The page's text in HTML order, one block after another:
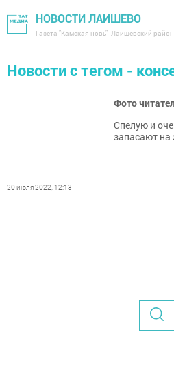
НОВОСТИ ЛАИШЕВО
Газета "Камская новь"- Лаишевский район
Новости с тегом -
Фото
Спелую и
запасают на
20 июля 2022, 12:13